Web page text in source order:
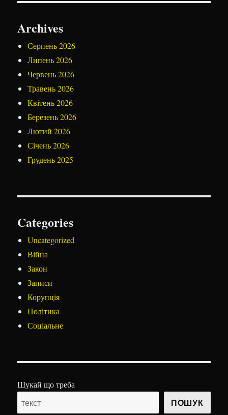
Archives
Серпень 2026
Липень 2026
Червень 2026
Травень 2026
Квітень 2026
Березень 2026
Лютий 2026
Січень 2026
Грудень 2025
Categories
Uncategorized
Війна
Закон
Записи
Корупція
Політика
Соціальне
Шукай що треба
ПОШУК